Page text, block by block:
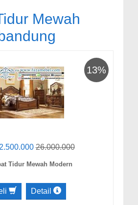
Mewah
13%
26.000.000
Tidur Mewah Modern
Detail